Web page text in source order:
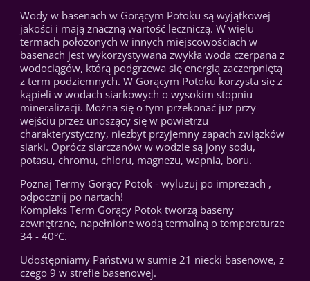
Wody w basenach w Gorącym Potoku są wyjątkowej
jakości i mają znaczną wartość leczniczą. W wielu
termach położonych w innych miejscowościach w
basenach jest wykorzystywana zwykła woda czerpana z
wodociągów, którą podgrzewa się energią zaczerpniętą
z term podziemnych. W Gorącym Potoku korzysta się z
kąpieli w wodach siarkowych o wysokim stopniu
mineralizacji. Można się o tym przekonać już przy
wejściu przez unoszący się w powietrzu
charakterystyczny, niezbyt przyjemny zapach związków
siarki. Oprócz siarczanów w wodzie są jony sodu,
potasu, chromu, chloru, magnezu, wapnia, boru.
Poznaj Termy Gorący Potok - wyluzuj po imprezach ,
odpocznij po nartach!
Kompleks Term Gorący Potok tworzą baseny
zewnętrzne, napełnione wodą termalną o temperaturze
34 - 40°C.
Udostępniamy Państwu w sumie 21 niecki basenowe, z
czego 9 w strefie basenowej.